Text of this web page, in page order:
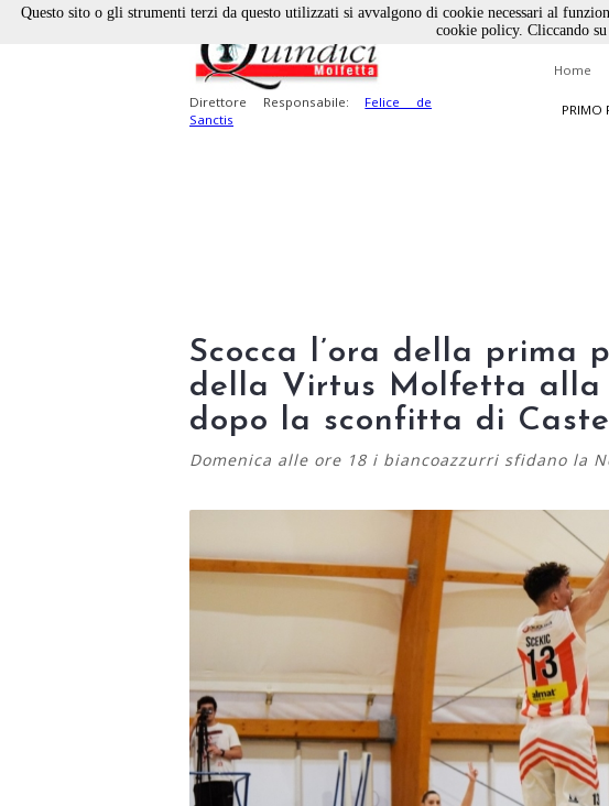
Direttore Responsabile: Felice de
Sanctis
Home
PRIMO
Scocca l’ora della prima
della Virtus Molfetta alla
dopo la sconfitta di
Domenica alle ore 18 i biancoazzurri sfidano la
Questo sito o gli strumenti terzi da questo utilizzati si avvalgono di cookie necessari al
cookie policy. Cliccando